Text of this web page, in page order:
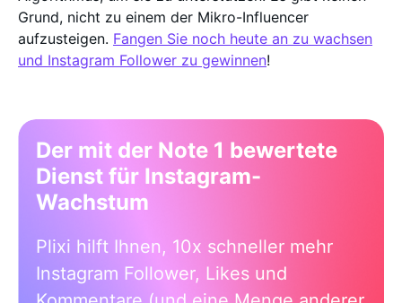
Grund, nicht zu einem der Mikro-Influencer
aufzusteigen. Fangen Sie noch heute an zu wachsen
und Instagram Follower zu gewinnen!
Der mit der Note 1 bewertete
Dienst für Instagram-
Wachstum
Plixi hilft Ihnen, 10x schneller mehr
Instagram Follower, Likes und